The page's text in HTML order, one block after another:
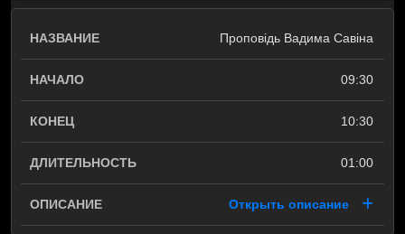
Проповідь Вадима Савіна
09:30
10:30
01:00
Открыть описание